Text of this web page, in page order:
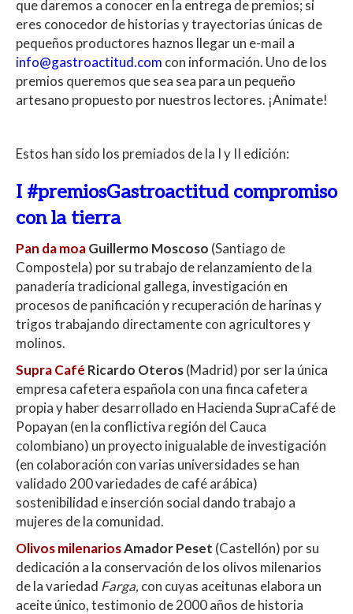
que daremos a conocer en la entrega de premios; si
eres conocedor de historias y trayectorias únicas de
pequeños productores haznos llegar un e-mail a
info@gastroactitud.com con información. Uno de los
premios queremos que sea sea para un pequeño
artesano propuesto por nuestros lectores. ¡Animate!
Estos han sido los premiados de la I y II edición:
I #premiosGastroactitud compromiso
con la tierra
Pan da moaGuillermo Moscoso (Santiago de
Compostela) por su trabajo de relanzamiento de la
panadería tradicional gallega, investigación en
procesos de panificación y recuperación de harinas y
trigos trabajando directamente con agricultores y
molinos.
Supra Café Ricardo Oteros(Madrid) por ser la única
empresa cafetera española con una finca cafetera
propia y haber desarrollado en Hacienda SupraCafé de
Popayan (en la conflictiva región del Cauca
colombiano) un proyecto inigualable de investigación
(en colaboración con varias universidades se han
validado 200 variedades de café arábica)
sostenibilidad e inserción social dando trabajo a
mujeres de la comunidad.
Olivos milenariosAmador Peset (Castellón) por su
dedicación a la conservación de los olivos milenarios
de la variedad Farga, con cuyas aceitunas elabora un
aceite único, testimonio de 2000 años de historia